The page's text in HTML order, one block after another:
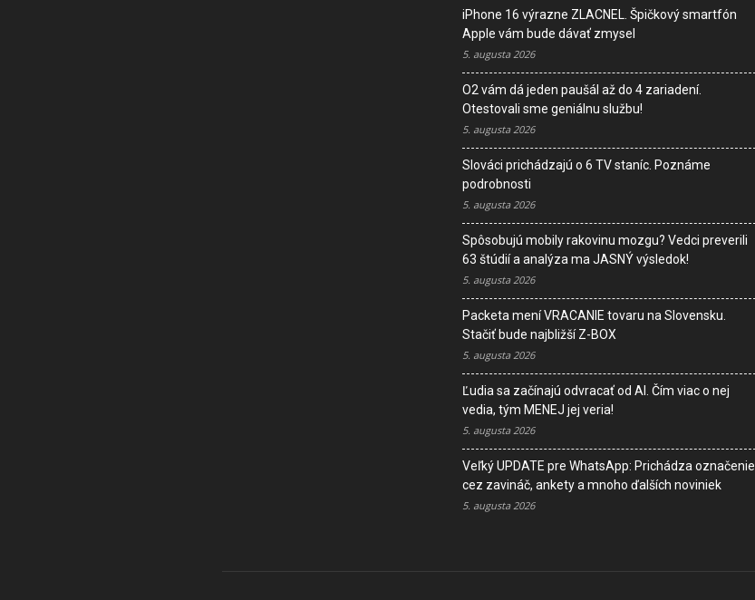
iPhone 16 výrazne ZLACNEL. Špičkový smartfón
Apple vám bude dávať zmysel
5. augusta 2026
O2 vám dá jeden paušál až do 4 zariadení.
Otestovali sme geniálnu službu!
5. augusta 2026
Slováci prichádzajú o 6 TV staníc. Poznáme
podrobnosti
5. augusta 2026
Spôsobujú mobily rakovinu mozgu? Vedci preverili
63 štúdií a analýza ma JASNÝ výsledok!
5. augusta 2026
Packeta mení VRACANIE tovaru na Slovensku.
Stačiť bude najbližší Z-BOX
5. augusta 2026
Ľudia sa začínajú odvracať od AI. Čím viac o nej
vedia, tým MENEJ jej veria!
5. augusta 2026
Veľký UPDATE pre WhatsApp: Prichádza označenie
cez zavináč, ankety a mnoho ďalších noviniek
5. augusta 2026